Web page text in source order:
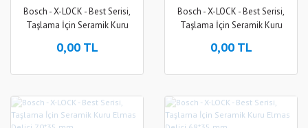
Bosch - X-LOCK - Best Serisi,
Taşlama İçin Seramik Kuru
0,00 TL
Bosch - X-LOCK - Best Serisi,
Taşlama İçin Seramik Kuru
0,00 TL